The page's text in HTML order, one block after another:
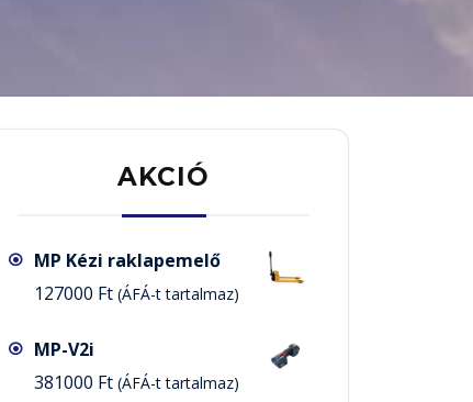
AKCIÓ
MP Kézi raklapemelő
127000 Ft (ÁFÁ-t tartalmaz)
MP-V2i
381000 Ft (ÁFÁ-t tartalmaz)